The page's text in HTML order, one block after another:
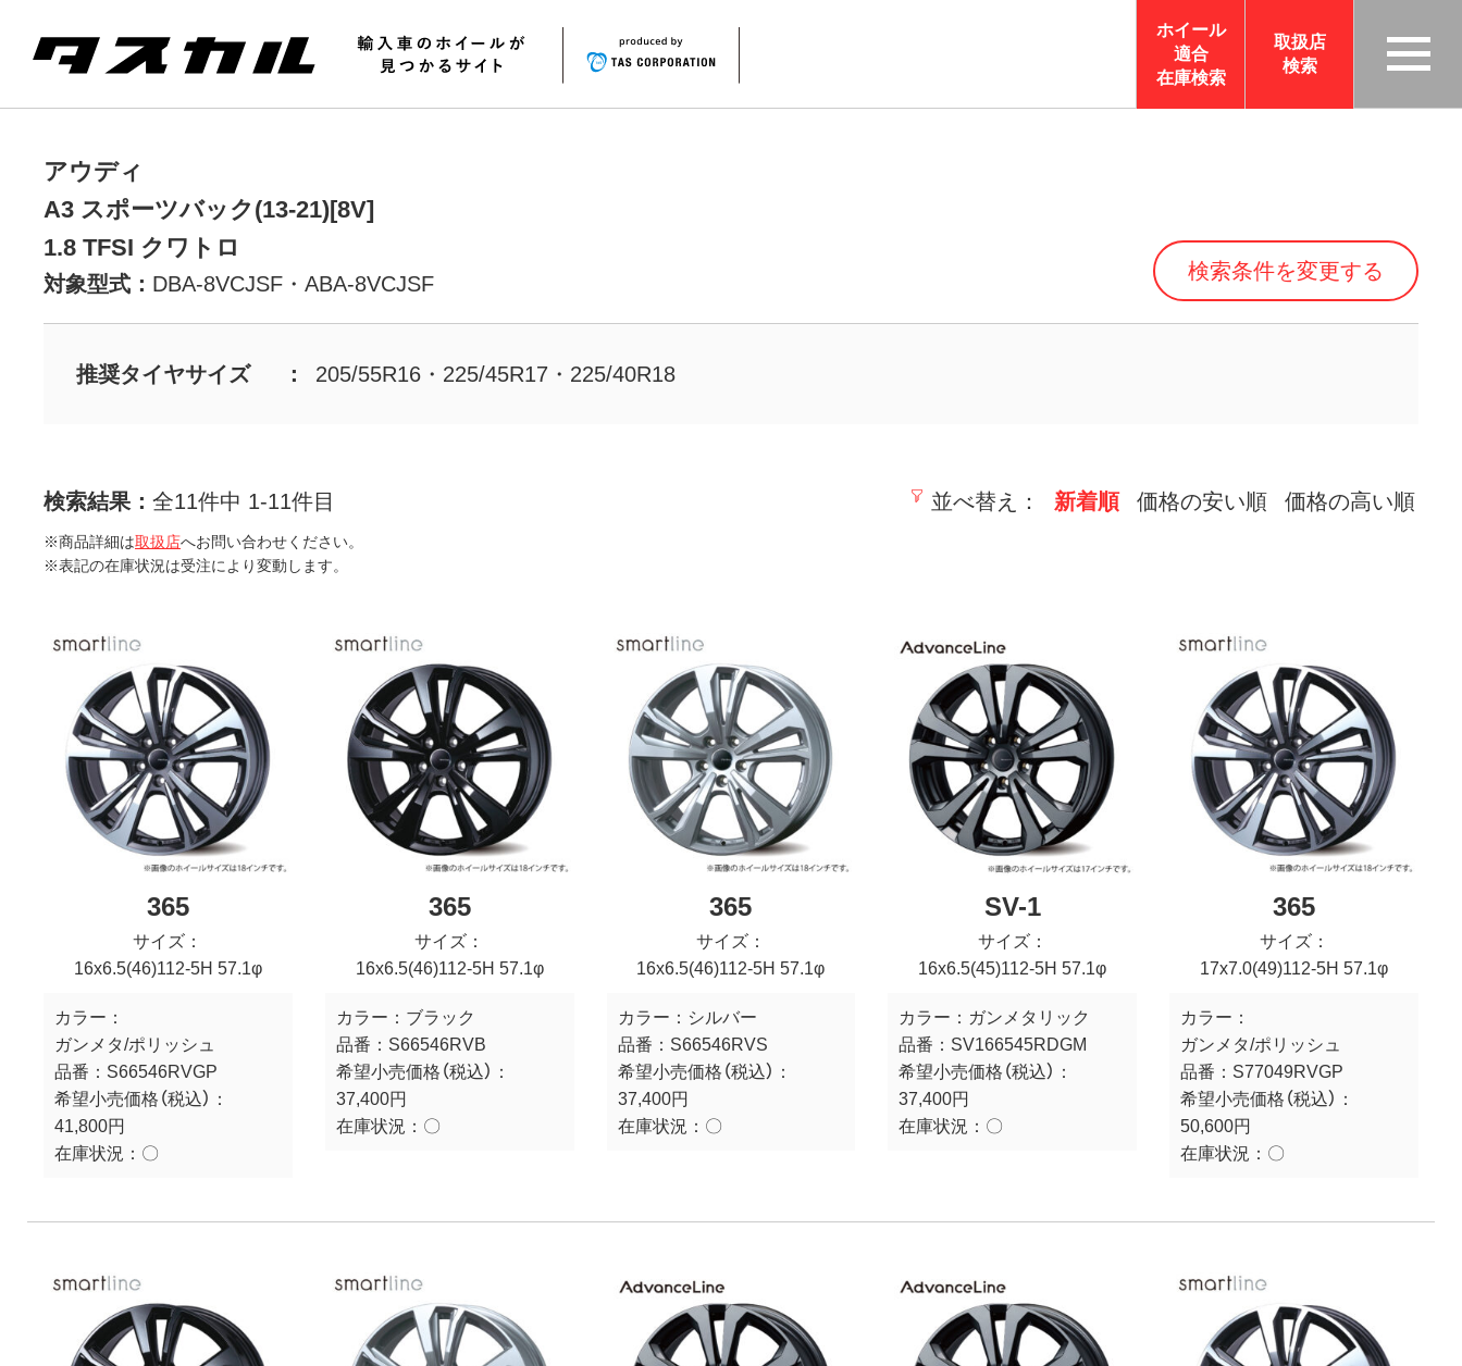
ホイール
適合
在庫検索
取扱店
検索
アウディ
A3 スポーツバック(13-21)[8V]
1.8 TFSI クワトロ
対象型式： DBA-8VCJSF・ ABA-8VCJSF
検索条件を変更する
推奨タイヤサイズ 205/55R16・225/45R17・225/40R18
検索結果： 全11件中 1-11件目
※商品詳細は取扱店へお問い合わせください。
※表記の在庫状況は受注により変動します。
並べ替え： 新着順 価格の安い順 価格の高い順
365
サイズ：
16x6.5(46)112-5H 57.1φ
カラー：
ガンメタ/ポリッシュ
品番： S66546RVGP
希望小売価格（税込）：
41,800円
在庫状況： 〇
365
サイズ：
16x6.5(46)112-5H 57.1φ
カラー： ブラック
品番： S66546RVB
希望小売価格（税込）：
37,400円
在庫状況： 〇
365
サイズ：
16x6.5(46)112-5H 57.1φ
カラー： シルバー
品番： S66546RVS
希望小売価格（税込）：
37,400円
在庫状況： 〇
SV-1
サイズ：
16x6.5(45)112-5H 57.1φ
カラー： ガンメタリック
品番： SV166545RDGM
希望小売価格（税込）：
37,400円
在庫状況： 〇
365
サイズ：
17x7.0(49)112-5H 57.1φ
カラー：
ガンメタ/ポリッシュ
品番： S77049RVGP
希望小売価格（税込）：
50,600円
在庫状況： 〇
TAS
CO
ON
サイ